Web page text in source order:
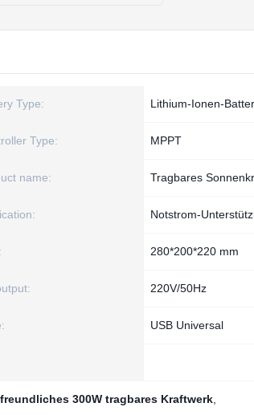
Type: Lithium-Ionen-
Type: MPPT
name: Tragbares
Notstrom-
280*200*220 mm
220V/50Hz
USB Universal
300W tragbares Kraftwerk